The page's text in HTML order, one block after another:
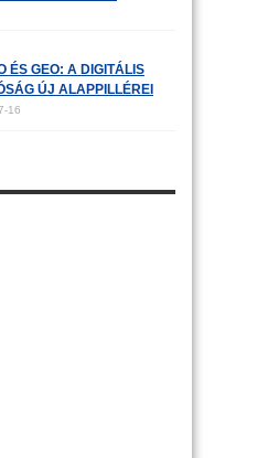
ÉS GEO: A DIGITÁLIS
ÚJ ALAPPILLÉREI
16